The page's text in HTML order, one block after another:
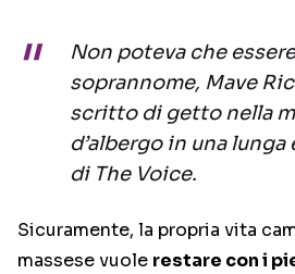
Non poteva che
soprannome, Mave
scritto di getto nella
d’albergo in una
di The Voice.
Sicuramente, la propria vita
massese vuole restare con i